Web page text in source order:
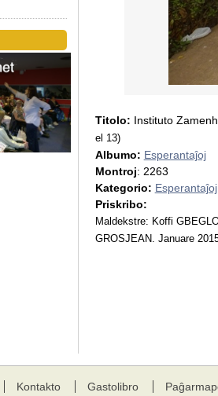
Titolo: Instituto
el 13)
Albumo: Esperantaĵoj
Montroj: 2263
Kategorio: Esperantaĵoj
Priskribo:
Maldekstre: Koffi
GROSJEAN. Januare
Kontakto Gastolibro